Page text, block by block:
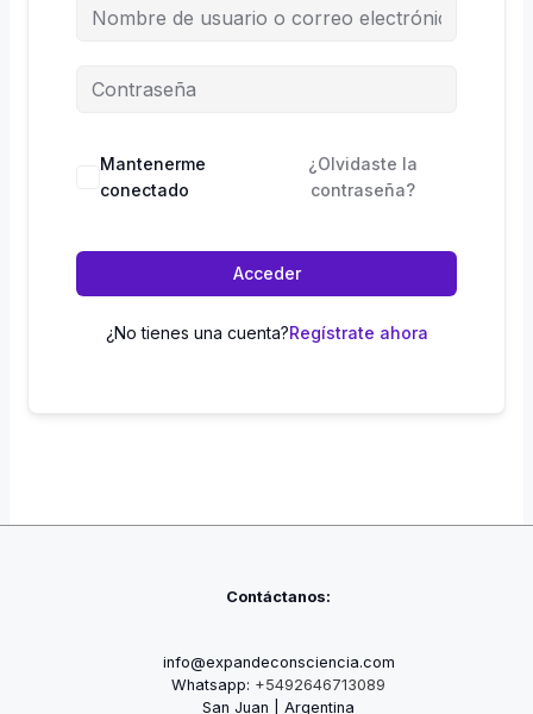
Mantenerme
conectado
¿Olvidaste la
contraseña?
Acceder
¿No tienes una cuenta?Regístrate ahora
Contáctanos:
info@expandeconsciencia.com
Whatsapp: +5492646713089
San Juan | Argentina